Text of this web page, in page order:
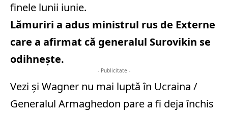
finele lunii iunie.
Lămuriri a adus ministrul rus de Externe
care a afirmat că generalul Surovikin se
odihnește.
- Publicitate -
Vezi și Wagner nu mai luptă în Ucraina /
Generalul Armaghedon pare a fi deja închis